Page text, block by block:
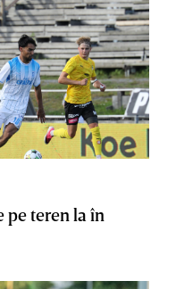
pe teren la în